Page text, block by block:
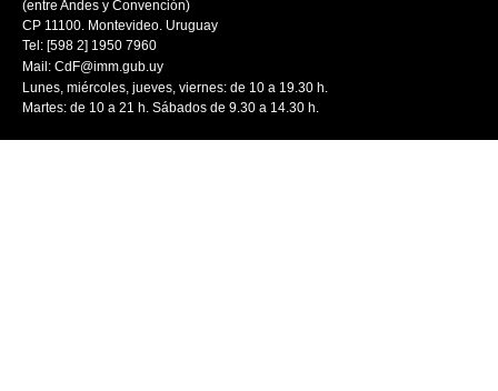
(entre Andes y Convención)
CP 11100. Montevideo. Uruguay
Tel: [598 2] 1950 7960
Mail: CdF@imm.gub.uy
Lunes, miércoles, jueves, viernes: de 10 a 19.30 h.
Martes: de 10 a 21 h. Sábados de 9.30 a 14.30 h.